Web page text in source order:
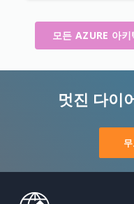
모든 AZURE 아
멋진 다이